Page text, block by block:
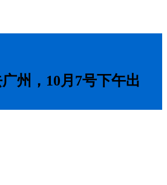
州，10月7号下午出